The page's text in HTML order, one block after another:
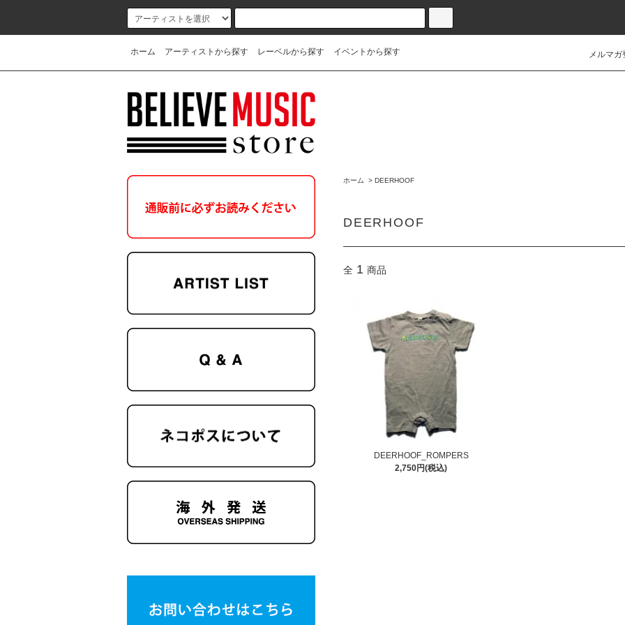
ホーム アーティストから探す レーベルから探す イベントから探す メルマ
ホーム > DEERHOOF
DEERHOOF
全 1 商品
DEERHOOF_ROMPERS
2,750円(税込)